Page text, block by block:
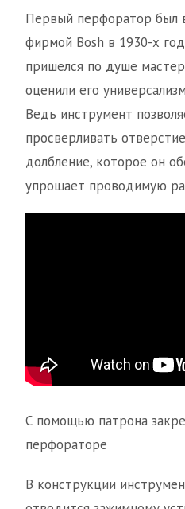
Первый перфоратор был
фирмой Bosh в 1930-х
пришелся по душе
оценили его
Ведь инструмент
просверливать
долбление, которое он
упрощает проводимую
С помощью патрона
перфораторе
В конструкции